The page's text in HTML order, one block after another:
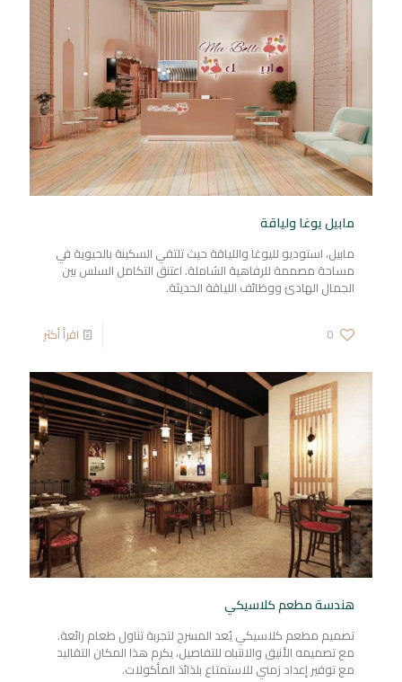
مابيل يوغا ولياقة
مابيل، استوديو لليوغا واللياقة حيث تلتقي السكينة بالحيوية في
مساحة مصممة للرفاهية الشاملة. اعتنق التكامل السلس بين
الجمال الهادئ ووظائف اللياقة الحديثة.
0 اقرأ أكثر
هندسة مطعم كلاسيكي
تصميم مطعم كلاسيكي يُعد المسرح لتجربة تناول طعام رائعة.
مع تصميمه الأنيق والانتباه للتفاصيل، يكرم هذا المكان التقاليد
مع توفير إعداد زمني للاستمتاع بلذائذ المأكولات.